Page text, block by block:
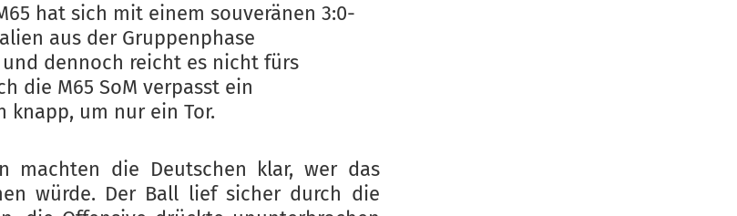
hat sich mit einem souveränen 3:0-
aus der Gruppenphase
dennoch reicht es nicht fürs
die M65 SoM verpasst ein
knapp, um nur ein Tor.
machten die Deutschen klar, wer das
würde. Der Ball lief sicher durch die